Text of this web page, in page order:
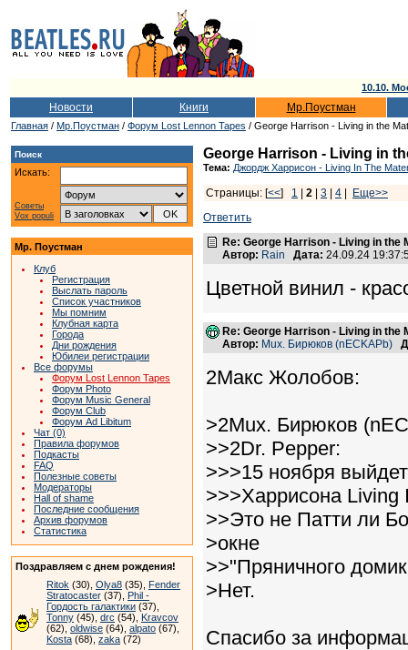
10.10.
Новости Книги Мр.Поустман
Главная / Мр.Поустман / Форум Lost Lennon Tapes / George Harrison - Living in the
Поиск
Искать:
Советы
Vox populi
Мр. Поустман
Клуб
Регистрация
Выслать пароль
Список участников
Мы помним
Клубная карта
Города
Дни рождения
Юбилеи регистрации
Все форумы
Форум Lost Lennon Tapes
Форум Photo
Форум Music General
Форум Club
Форум Ad Libitum
Чат (0)
Правила форумов
Подкасты
FAQ
Полезные советы
Модераторы
Hall of shame
Последние сообщения
Архив форумов
Статистика
Поздравляем с днем рождения!
Ritok (30), Olya8 (35), Fender
Stratocaster (37), Phil -
Гордость галактики (37),
Tonny (45), drc (54), Kravcov
(62), oldwise (64), alpato (67),
Kosta (68), zaka (72)
George Harrison - Living in
Тема: Джордж Харрисон - Living In The
Страницы: [<<] 1 2 3 4
Еще>>
Ответить
Re: George Harrison - Living in the
Автор: Rain Дата: 24.09.24
Цветной винил -
Re: George Harrison - Living in the
Автор: Mux. Бирюков (nECKAPb)
2Макс Жолобов:
>2Mux. Бирюков
>>2Dr. Pepper:
>>>15 ноября
>>>Харрисона Living
>>Это не Патти ли
>окне
>>"Пряничного
>Нет.
Спасибо за